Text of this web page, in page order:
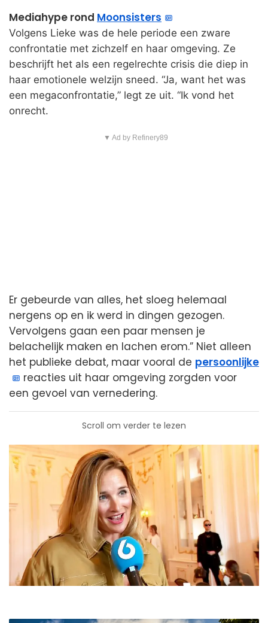
Mediahype rond Moonsisters
Volgens Lieke was de hele periode een zware
confrontatie met zichzelf en haar omgeving. Ze
beschrijft het als een regelrechte crisis die diep in
haar emotionele welzijn sneed. “Ja, want het was
een megaconfrontatie,” legt ze uit. “Ik vond het
onrecht.
▼ Ad by Refinery89
Er gebeurde van alles, het sloeg helemaal
nergens op en ik werd in dingen gezogen.
Vervolgens gaan een paar mensen je
belachelijk maken en lachen erom.” Niet alleen
het publieke debat, maar vooral de persoonlijke
reacties uit haar omgeving zorgden voor
een gevoel van vernedering.
Scroll om verder te lezen